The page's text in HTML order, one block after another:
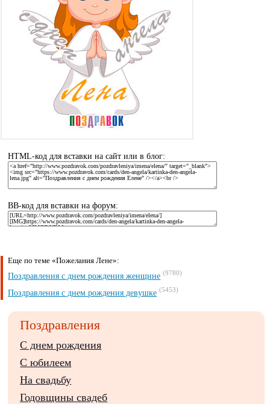
HTML-код для вставки на сайт или в блог:
BB-код для вставки на форум:
Еще по теме «Пожелания Лене»:
Поздравления с днем рождения женщине (9780)
Поздравления с днем рождения девушке (5453)
Поздравления
С днем рождения
С юбилеем
На свадьбу
Годовщины свадеб